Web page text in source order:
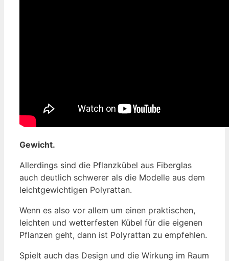
Gewicht.
Allerdings sind die Pflanzkübel aus Fiberglas
auch deutlich schwerer als die Modelle aus dem
leichtgewichtigen Polyrattan.
Wenn es also vor allem um einen praktischen,
leichten und wetterfesten Kübel für die eigenen
Pflanzen geht, dann ist Polyrattan zu empfehlen.
Spielt auch das Design und die Wirkung im Raum